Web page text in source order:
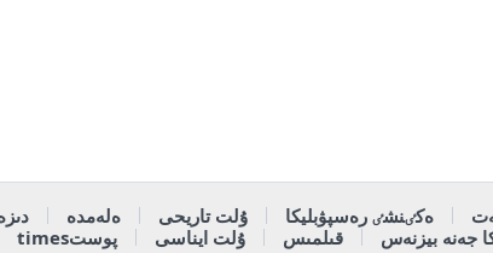
ەكٸنشٸ رەسپۋبليكا ۇلت تاريحى ەلەمدە
جەنە بيزنەس قىلمىس ۇلت ايناسى پوستtimes